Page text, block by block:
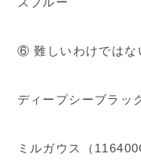
⑥ 難しいわけではな
ディープシーブラッ
ミルガウス（